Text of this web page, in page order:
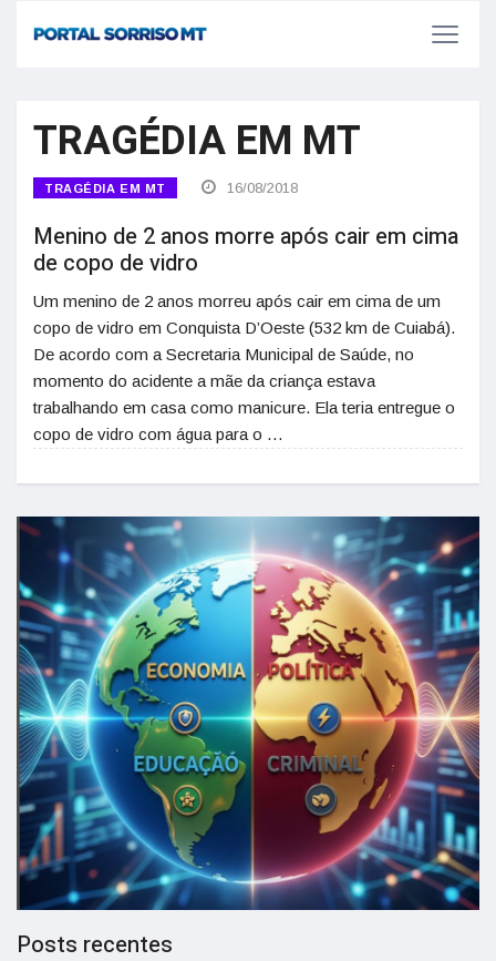
TRAGÉDIA EM MT
TRAGÉDIA EM MT 16/08/2018
Menino de 2 anos morre após cair em cima
de copo de vidro
Um menino de 2 anos morreu após cair em cima de um
copo de vidro em Conquista D’Oeste (532 km de Cuiabá).
De acordo com a Secretaria Municipal de Saúde, no
momento do acidente a mãe da criança estava
trabalhando em casa como manicure. Ela teria entregue o
copo de vidro com água para o …
Posts recentes